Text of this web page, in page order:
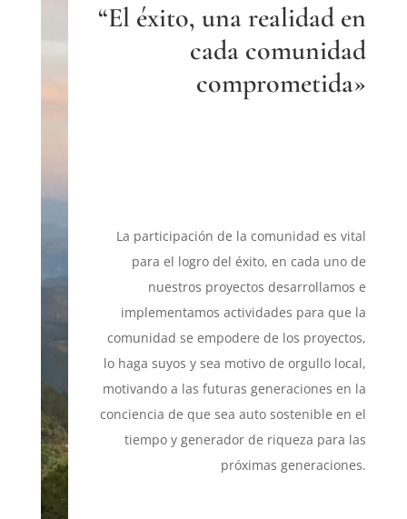
“El éxito, una realidad en
cada comunidad
comprometida»
La participación de la comunidad es vital
para el logro del éxito, en cada uno de
nuestros proyectos desarrollamos e
implementamos actividades para que la
comunidad se empodere de los proyectos,
lo haga suyos y sea motivo de orgullo local,
motivando a las futuras generaciones en la
conciencia de que sea auto sostenible en el
tiempo y generador de riqueza para las
próximas generaciones.